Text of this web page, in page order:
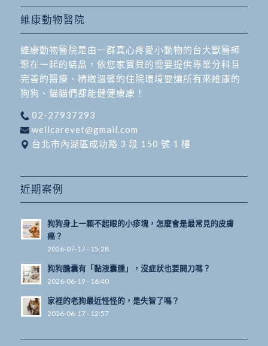
維康動物醫院
維康動物醫院是由一群真心疼愛小動物的台大獸醫師
聚在一起的結晶，依您家寶貝的需要提供專業分科且
完善的醫療、精緻溫馨的住院環境要讓所有來維康的
狗狗、貓貓們都能健健康康！
02-27937293
wellcarevet@gmail.com
台北市內湖區成功路 3 段 150 號 1 樓
近期案例
狗狗身上一顆不起眼的小疹塊，怎麼會是最常見的皮膚
癌？
2026-07-17 - 15:28
狗狗膽囊有「黏液囊腫」，沒症狀也要開刀嗎？
2026-06-19 - 16:40
家裡的老狗最近怪怪的，是失智了嗎？
2026-06-17 - 12:57